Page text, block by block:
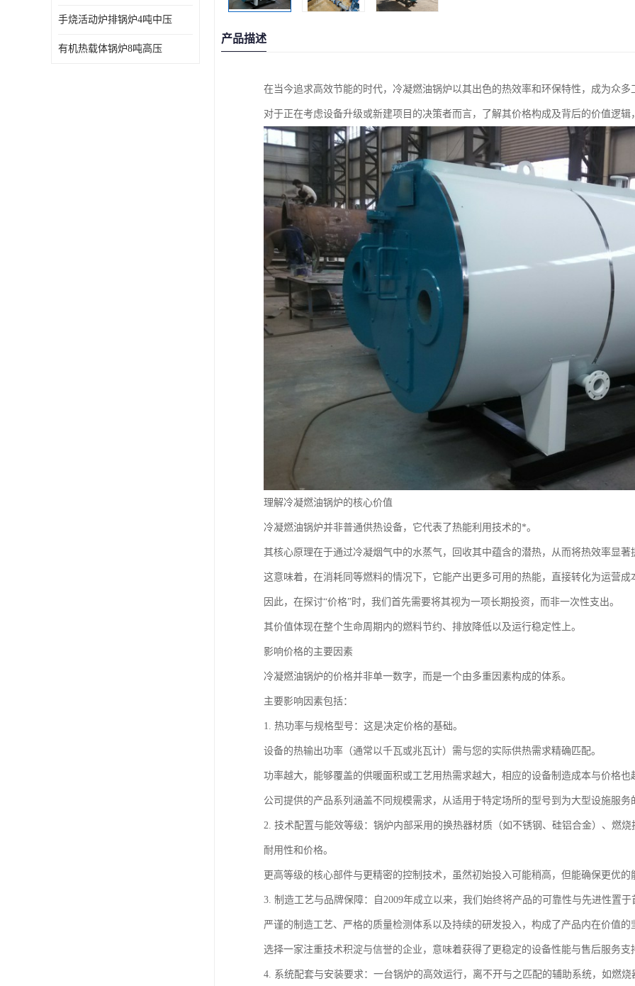
手烧活动炉排锅炉4吨中压
有机热载体锅炉8吨高压
产品描述
在当今追求高效节能的时代，冷凝燃油锅炉以其出色的热效率和环保特性，成为众
对于正在考虑设备升级或新建项目的决策者而言，了解其价格构成及背后的价值逻
理解冷凝燃油锅炉的核心价值
冷凝燃油锅炉并非普通供热设备，它代表了热能利用技术的*。
其核心原理在于通过冷凝烟气中的水蒸气，回收其中蕴含的潜热，从而将热效率显
这意味着，在消耗同等燃料的情况下，它能产出更多可用的热能，直接转化为运营成
因此，在探讨“价格”时，我们首先需要将其视为一项长期投资，而非一次性支出。
其价值体现在整个生命周期内的燃料节约、排放降低以及运行稳定性上。
影响价格的主要因素
冷凝燃油锅炉的价格并非单一数字，而是一个由多重因素构成的体系。
主要影响因素包括：
1. 热功率与规格型号：这是决定价格的基础。
设备的热输出功率（通常以千瓦或兆瓦计）需与您的实际供热需求精确匹配。
功率越大，能够覆盖的供暖面积或工艺用热需求越大，相应的设备制造成本与价格也
公司提供的产品系列涵盖不同规模需求，从适用于特定场所的型号到为大型设施服
2. 技术配置与能效等级：锅炉内部采用的换热器材质（如不锈钢、硅铝合金）、燃
耐用性和价格。
更高等级的核心部件与更精密的控制技术，虽然初始投入可能稍高，但能确保更优
3. 制造工艺与品牌保障：自2009年成立以来，我们始终将产品的可靠性与先进性置于
严谨的制造工艺、严格的质量检测体系以及持续的研发投入，构成了产品内在价值的
选择一家注重技术积淀与信誉的企业，意味着获得了更稳定的设备性能与售后服务支
4. 系统配套与安装要求：一台锅炉的高效运行，离不开与之匹配的辅助系统，如燃